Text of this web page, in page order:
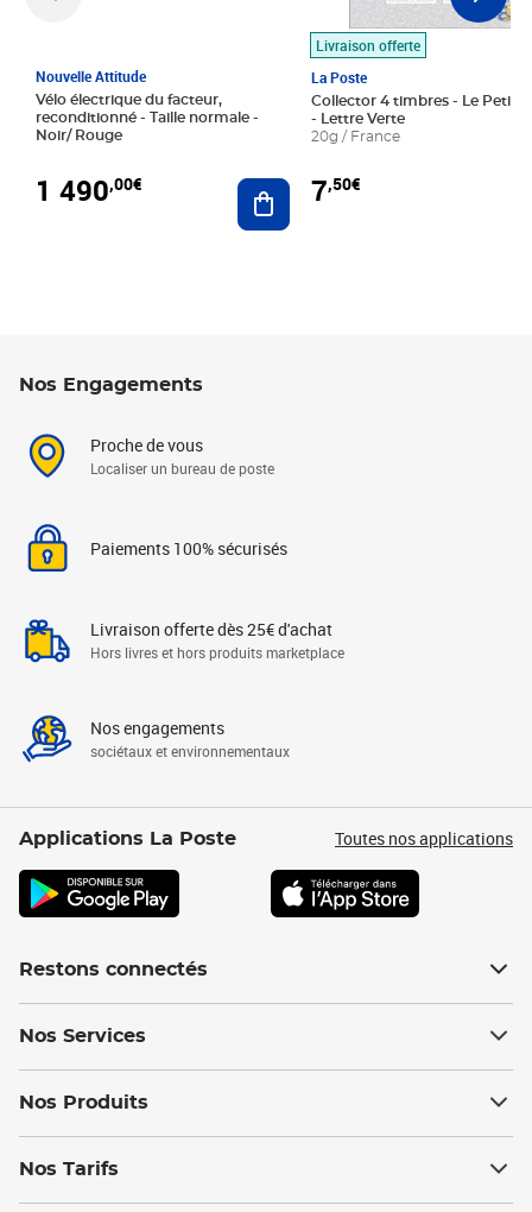
Nouvelle Attitude
Vélo électrique du facteur,
reconditionné - Taille normale -
Noir/ Rouge
1 490,00€ Ajouter au panier
Livraison offerte
La Poste
Collector 4 timbres - Le Petit
- Lettre Verte
20g / France
7,50€
Nos Engagements
Proche de vous
Localiser un bureau de poste
Paiements 100% sécurisés
Livraison offerte dès 25€ d'achat
Hors livres et hors produits marketplace
Nos engagements
sociétaux et environnementaux
Applications La Poste Toutes nos applications
Restons connectés
Nos Services
Nos Produits
Nos Tarifs